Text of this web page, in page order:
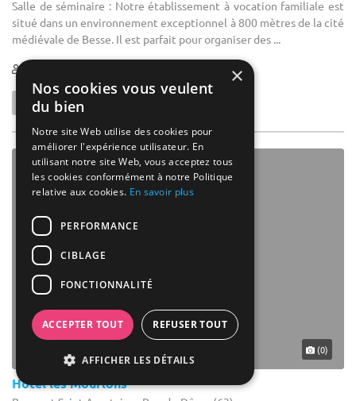
Salle de séminaire : Notre établissement à vocation familiale est
situé dans un environnement exceptionnel à 800 mètres de la cité
médiévale de Besse. Il est parfait pour organiser des ...
(0)
Hotel les Mouflons
×
Nos cookies vous veulent
du bien
Notre site Web utilise des cookies pour
améliorer l'expérience utilisateur. En
utilisant notre site Web, vous acceptez tous
les cookies conformément à notre Politique
relative aux cookies. En savoir plus
PERFORMANCE
CIBLAGE
FONCTIONNALITÉ
ACCEPTER TOUT REFUSER TOUT
AFFICHER LES DÉTAILS